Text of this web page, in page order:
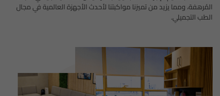
المُرهفة، ومما يزيد من تميزنا مواكبتنا لأحدث الأجهزة العالمية في مجال
الطب التجميلي.